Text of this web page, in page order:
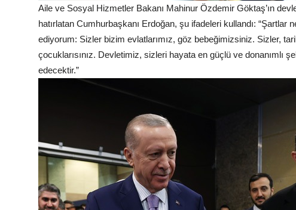
Aile ve Sosyal Hizmetler Bakanı Mahinur Özdemir Göktaş’ın
hatırlatan Cumhurbaşkanı Erdoğan, şu ifadeleri kullandı:
ediyorum: Sizler bizim evlatlarımız, göz bebeğimizsiniz. Sizler,
çocuklarısınız. Devletimiz, sizleri hayata en güçlü ve donanımlı
edecektir.”